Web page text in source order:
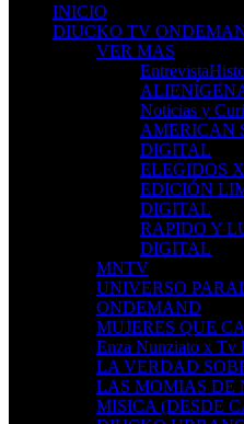
INICIO
DIUCKO TV
VER MAS
Noticias y
AMERICAN
DIGITAL
ELEGIDOS
EDICIÓN
DIGITAL
RAPIDO Y
DIGITAL
MNTV
UNIVERSO
ONDEMAND
MUJERES QUE
Enza Nunziato x Tv
LA VERDAD
LAS MOMIAS DE
MISICA (DESDE